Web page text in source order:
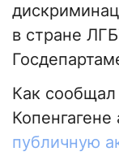
в стране
Как
Копенгагене
публичную